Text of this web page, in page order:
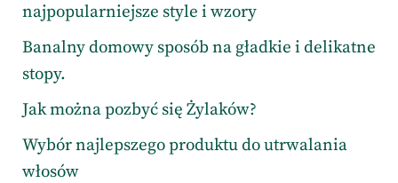
najpopularniejsze style i wzory
Banalny domowy sposób na gładkie i delikatne
stopy.
Jak można pozbyć się Żylaków?
Wybór najlepszego produktu do utrwalania
włosów